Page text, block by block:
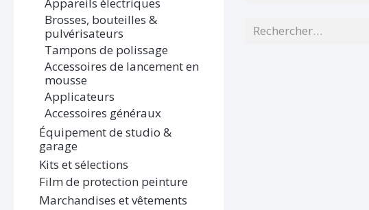
Appareils électriques
Brosses, bouteilles &
pulvérisateurs
Tampons de polissage
Accessoires de lancement en
mousse
Applicateurs
Accessoires généraux
Équipement de studio &
garage
Kits et sélections
Film de protection peinture
Marchandises et vêtements